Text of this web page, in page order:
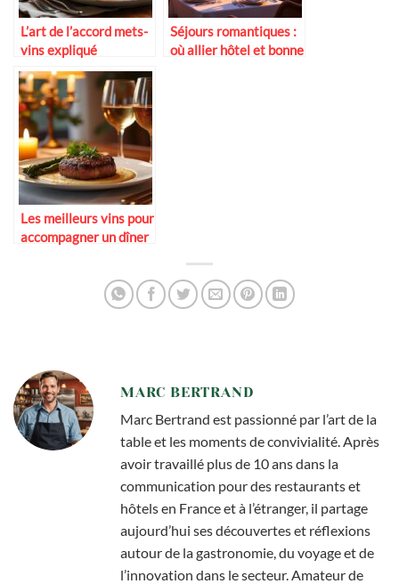
L’art de l’accord mets-
vins expliqué
simplement
Séjours romantiques :
où allier hôtel et bonne
Les meilleurs vins pour
accompagner un dîner
MARC BERTRAND
Marc Bertrand est passionné par l’art de la
table et les moments de convivialité. Après
avoir travaillé plus de 10 ans dans la
communication pour des restaurants et
hôtels en France et à l’étranger, il partage
aujourd’hui ses découvertes et réflexions
autour de la gastronomie, du voyage et de
l’innovation dans le secteur. Amateur de